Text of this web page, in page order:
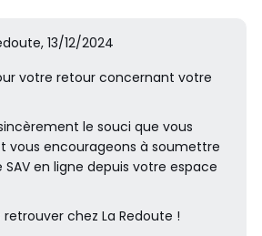
13/12/2024
votre retour concernant votre
le souci que vous
vous encourageons à soumettre
en ligne depuis votre espace
retrouver chez La Redoute !